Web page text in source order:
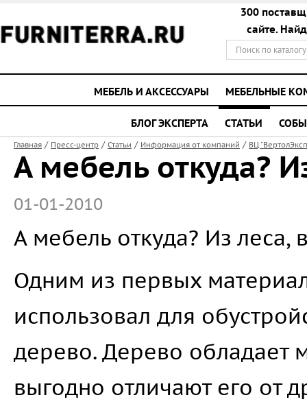
300
сайте.
МЕБЕЛЬ И АКСЕССУАРЫ МЕБЕЛЬНЫЕ
БЛОГ ЭКСПЕРТА СТАТЬИ
Главная / Пресс-центр / Статьи / Информация от компаний / ВЦ
А мебель откуда?
01-01-2010
А мебель откуда? Из леса,
Одним из первых
использовал для
дерево. Дерево обладает
выгодно отличают его от